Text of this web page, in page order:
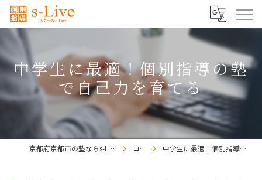
中学生に最適！個別指導の塾
で自己力を育てる
京都府京都市の塾ならs-Liveきょうと梅小路校 コラム 中学生に最適！個別指導の塾で自己力を育てる